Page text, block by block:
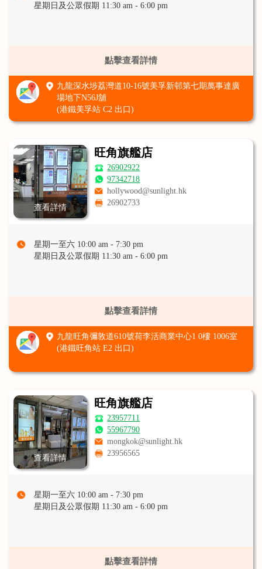
星期日及公眾假期 11:30 am - 6:00 pm
點擊查看詳情
九龍深水埗荔灣道10-16號美孚新邨第七期萬事達廣
場地下N56J舖
(港鐵美孚站 C2 出口)
查看詳情
旺角旗艦店
26902922
97342718
hollywood@sunlight.hk
26902733
星期一至六 10:00 am - 7:30 pm
星期日及公眾假期 11:30 am - 6:00 pm
點擊查看詳情
九龍旺角彌敦道610號荷李活商業中心1 0樓 1006室
(港鐵旺角站 E2 出口)
查看詳情
旺角旗艦店
23957711
55967790
mongkok@sunlight.hk
23956565
星期一至六 10:00 am - 7:30 pm
星期日及公眾假期 11:30 am - 6:00 pm
點擊查看詳情